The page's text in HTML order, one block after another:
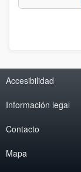
Accesibilidad
Información legal
Contacto
Mapa